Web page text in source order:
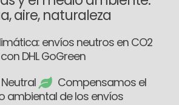
aire, naturaleza
envíos neutros en CO2
con DHL GoGreen
Compensamos el
ambiental de los envíos